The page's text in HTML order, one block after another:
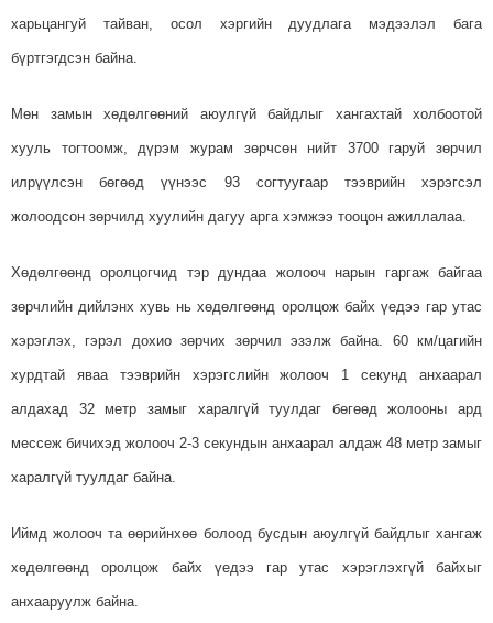
харьцангуй тайван, осол хэргийн дуудлага мэдээлэл бага
бүртгэгдсэн байна.
Мөн замын хөдөлгөөний аюулгүй байдлыг хангахтай холбоотой
хууль тогтоомж, дүрэм журам зөрчсөн нийт 3700 гаруй зөрчил
илрүүлсэн бөгөөд үүнээс 93 согтуугаар тээврийн хэрэгсэл
жолоодсон зөрчилд хуулийн дагуу арга хэмжээ тооцон ажиллалаа.
Хөдөлгөөнд оролцогчид тэр дундаа жолооч нарын гаргаж байгаа
зөрчлийн дийлэнх хувь нь хөдөлгөөнд оролцож байх үедээ гар утас
хэрэглэх, гэрэл дохио зөрчих зөрчил эзэлж байна. 60 км/цагийн
хурдтай яваа тээврийн хэрэгслийн жолооч 1 секунд анхаарал
алдахад 32 метр замыг харалгүй туулдаг бөгөөд жолооны ард
мессеж бичихэд жолооч 2-3 секундын анхаарал алдаж 48 метр замыг
харалгүй туулдаг байна.
Иймд жолооч та өөрийнхөө болоод бусдын аюулгүй байдлыг хангаж
хөдөлгөөнд оролцож байх үедээ гар утас хэрэглэхгүй байхыг
анхааруулж байна.